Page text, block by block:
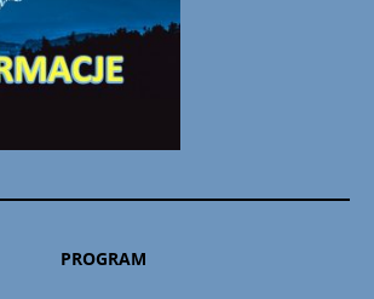
PROGRAM